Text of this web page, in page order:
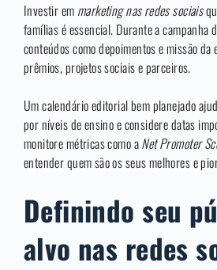
Investir em marketing nas redes sociais
famílias é essencial. Durante a campanha
conteúdos como depoimentos e missão
prêmios, projetos sociais e parceiros.
Um calendário editorial bem planejado
por níveis de ensino e considere datas
monitore métricas como aNet Promoter
entender quem são os seus melhores e
Definindo seu
alvo nas redes